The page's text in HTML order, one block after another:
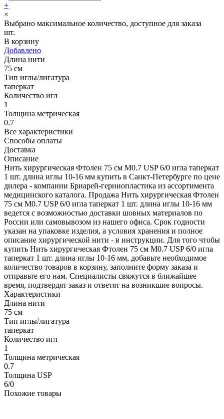
+
×
Выбрано максимальное количество, доступное для заказа
шт.
В корзину
Добавлено
Длина нити
75 см
Тип иглы/лигатура
таперкат
Количество игл
1
Толщина метрическая
0.7
Все характеристики
Способы оплаты
Доставка
Описание
Нить хирургическая Фтолен 75 см М0.7 USP 6/0 игла таперкат
1 шт. длина иглы 10-16 мм купить в Санкт-Петербурге по цене
дилера - компании Бриарей-герниопластика из ассортимента
медицинского каталога. Продажа Нить хирургическая Фтолен
75 см М0.7 USP 6/0 игла таперкат 1 шт. длина иглы 10-16 мм
ведется с возможностью доставки шовных материалов по
России или самовывозом из нашего офиса. Срок годности
указан на упаковке изделия, а условия хранения и полное
описание хирургической нити - в инструкции. Для того чтобы
купить Нить хирургическая Фтолен 75 см М0.7 USP 6/0 игла
таперкат 1 шт. длина иглы 10-16 мм, добавьте необходимое
количество товаров в корзину, заполните форму заказа и
отправьте его нам. Специалисты свяжутся в ближайшее
время, подтвердят заказ и ответят на возникшие вопросы.
Характеристики
Длина нити
75 см
Тип иглы/лигатура
таперкат
Количество игл
1
Толщина метрическая
0.7
Толщина USP
6/0
Похожие товары